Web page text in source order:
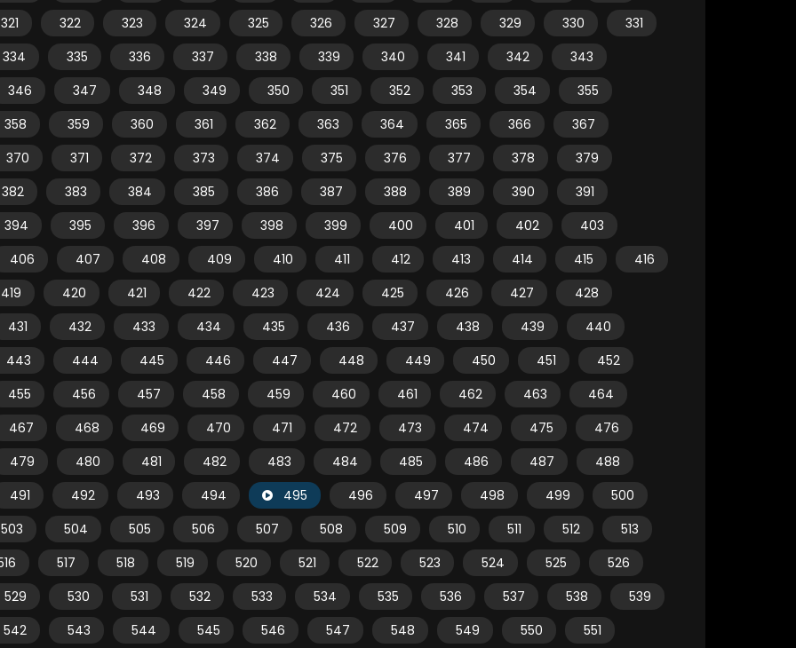
321
322 323 324 325 326 327 328 329 330
331
334
335 336 337 338 339 340 341 342
343
346
347 348 349 350 351 352 353 354
355
358
359 360 361 362 363 364 365 366
367
370
371 372 373 374 375 376 377 378
379
382
383 384 385 386 387 388 389 390
391
394
395 396 397 398 399 400 401 402
403
406
407 408 409 410 411 412 413 414 415
416
419
420 421 422 423 424 425 426 427
428
431
432 433 434 435 436 437 438 439
440
443
444 445 446 447 448 449 450 451
452
455
456 457 458 459 460 461 462 463
464
467
468 469 470 471 472 473 474 475
476
479
480 481 482 483 484 485 486 487
488
491
492 493 494 495 496 497 498 499
500
503
504 505 506 507 508 509 510 511 512
513
517 518 519 520 521 522 523 524 525
526
529
530 531 532 533 534 535 536 537 538
539
542
543 544 545 546 547 548 549 550
551